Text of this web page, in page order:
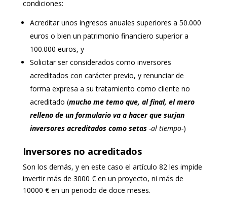
condiciones:
Acreditar unos ingresos anuales superiores a 50.000
euros o bien un patrimonio financiero superior a
100.000 euros, y
Solicitar ser considerados como inversores
acreditados con carácter previo, y renunciar de
forma expresa a su tratamiento como cliente no
acreditado (mucho me temo que, al final, el mero
relleno de un formulario va a hacer que surjan
inversores acreditados como setas-al tiempo-)
Inversores no acreditados
Son los demás, y en este caso el artículo 82 les impide
invertir más de 3000 € en un proyecto, ni más de
10000 € en un periodo de doce meses.